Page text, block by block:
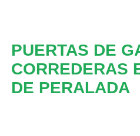
PUERTAS DE
CORREDERAS
DE PERALADA